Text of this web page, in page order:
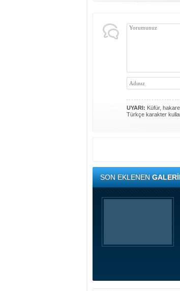
UYARI: Küfür,
Türkçe karakter
SON EKLENEN